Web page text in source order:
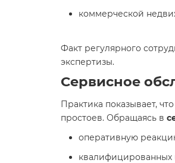
коммерческой
Факт регулярного
экспертизы.
Сервисное
Практика показывает, что
простоев. Обращаясь в
оперативную